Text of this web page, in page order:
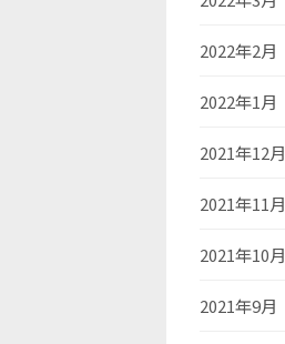
2022年2月
2022年1月
2021年12月
2021年11月
2021年10月
2021年9月